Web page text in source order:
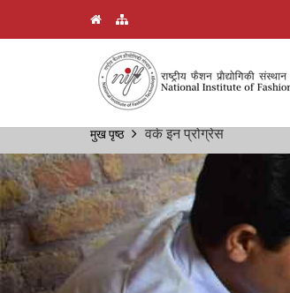
Skip
main
content
Breadcrumb
मुख पृष्ठ वर्क इन प्रोग्रेस